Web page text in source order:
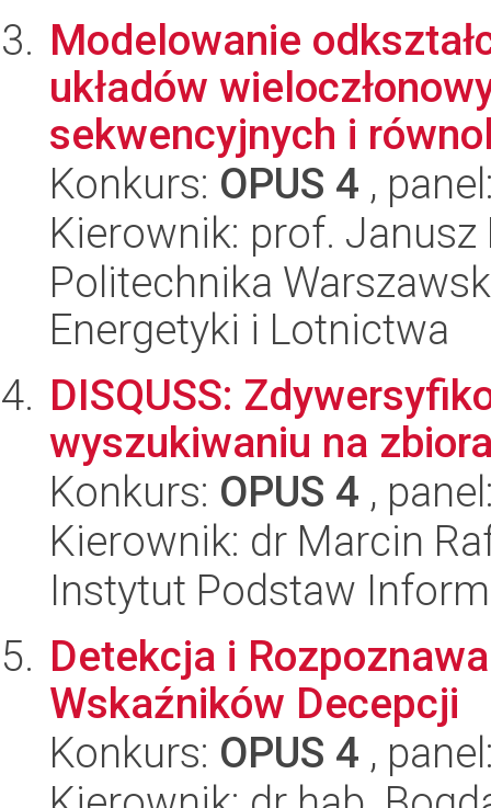
Modelowanie
układów
sekwencyjnych i
Konkurs: OPUS 4 ,
Kierownik: prof. Janusz
Politechnika
Energetyki i Lotnictwa
DISQUSS:
wyszukiwaniu na
Konkurs: OPUS 4 ,
Kierownik: dr Marcin
Instytut Podstaw
Detekcja i
Wskaźników Decepcji
Konkurs: OPUS 4 ,